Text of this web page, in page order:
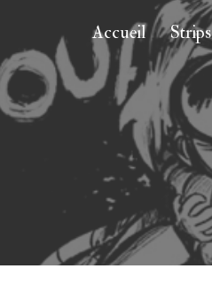
Accueil Strips